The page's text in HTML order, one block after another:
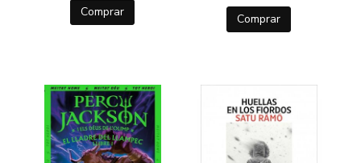
Comprar Comprar